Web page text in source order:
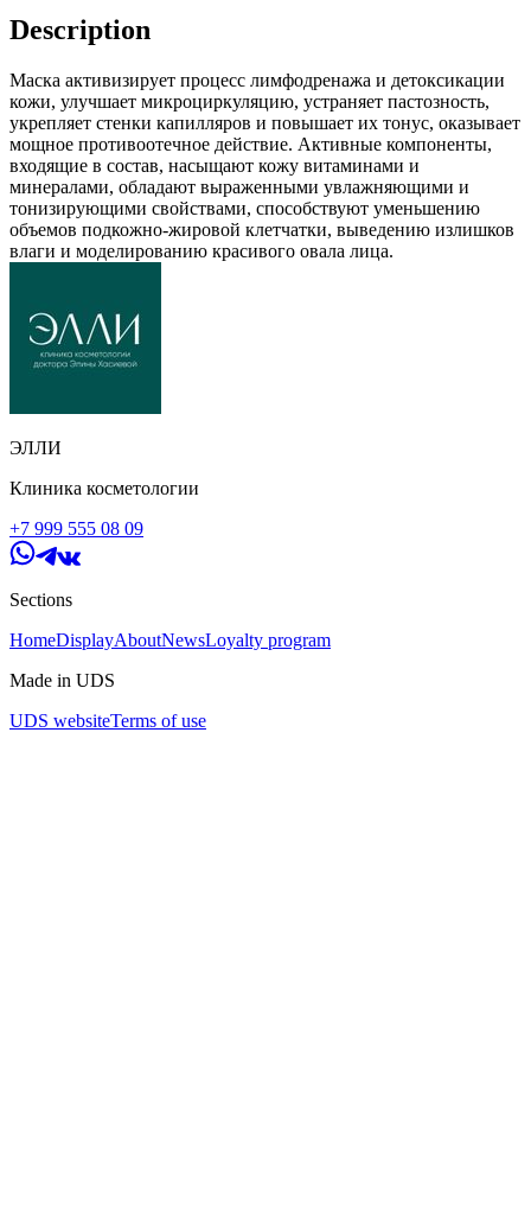
Description
Маска активизирует процесс лимфодренажа и детоксикации
кожи, улучшает микроциркуляцию, устраняет пастозность,
укрепляет стенки капилляров и повышает их тонус, оказывает
мощное противоотечное действие. Активные компоненты,
входящие в состав, насыщают кожу витаминами и
минералами, обладают выраженными увлажняющими и
тонизирующими свойствами, способствуют уменьшению
объемов подкожно-жировой клетчатки, выведению излишков
влаги и моделированию красивого овала лица.
ЭЛЛИ
Клиника косметологии
+7 999 555 08 09
Sections
HomeDisplayAboutNewsLoyalty program
Made in UDS
UDS websiteTerms of use